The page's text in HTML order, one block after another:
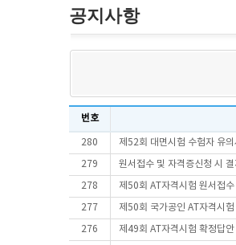
공지사항
번호
280 제52회 대면시험 수험자 유
279 원서접수 및 자격증신청 시
278 제50회 AT자격시험 원서접
277 제50회 국가공인 AT자격시
276 제49회 AT자격시험 확정답